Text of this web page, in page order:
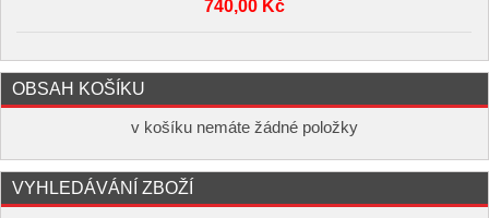
740,00 Kč
OBSAH KOŠÍKU
v košíku nemáte žádné položky
VYHLEDÁVÁNÍ ZBOŽÍ